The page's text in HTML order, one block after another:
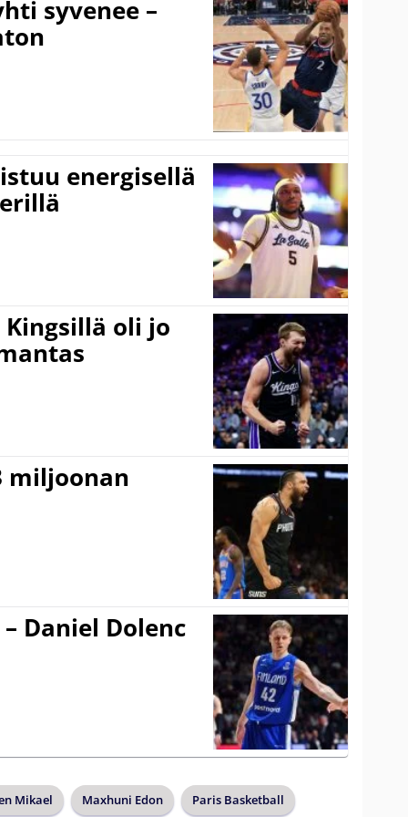
syvenee –
energisellä
Kingsillä oli jo
miljoonan
Daniel Dolenc
Mikael Maxhuni Edon Paris Basketball